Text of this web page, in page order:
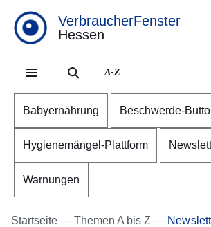
VerbraucherFenster
Hessen
A-Z
Babyernährung Beschwerde-
Hygienemängel-Plattform
Warnungen
Startseite Themen A bis Z